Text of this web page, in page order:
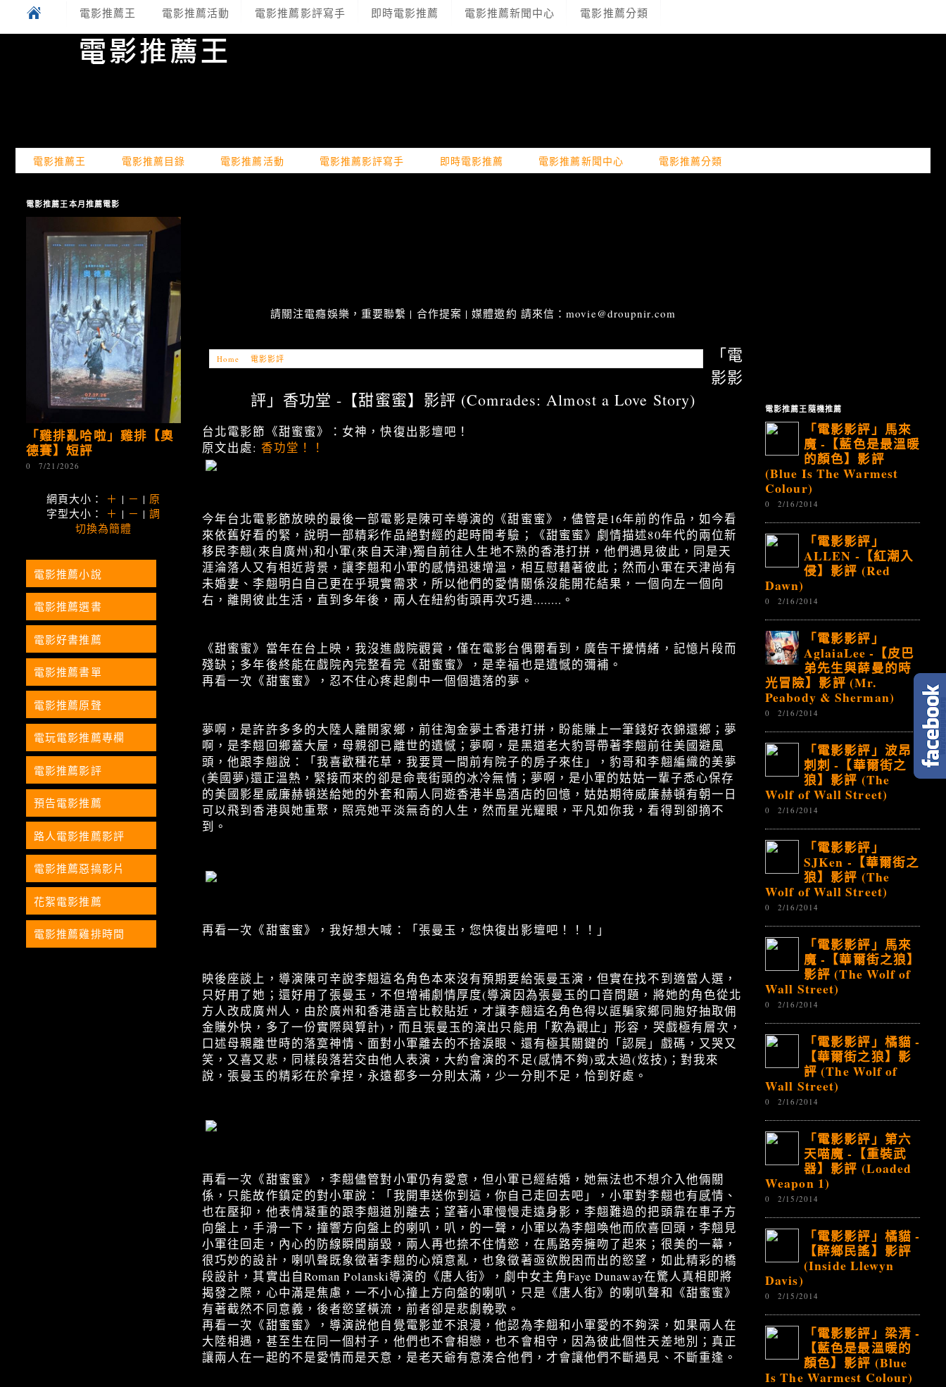
電影推薦王 電影推薦活動 電影推薦影評寫手 即時電影推薦 電影推薦新聞中心 電影推薦分類
電影推薦王 電影推薦目錄 電影推薦活動 電影推薦影評寫手 即時電影推薦 電影推薦新聞中心 電影推薦分類
請關注電癮娛樂，重要聯繫 | 合作提案 | 媒體邀約 請來信：movie@droupnir.com
Home 電影影評
「電
影影
評」香功堂 -【甜蜜蜜】影評 (Comrades: Almost a Love Story)
台北電影節《甜蜜蜜》：女神，快復出影壇吧！
原文出處: 香功堂！！
今年台北電影節放映的最後一部電影是陳可辛導演的《甜蜜蜜》，儘管是16年前的作品，如今看
來依舊好看的緊，說明一部精彩作品絕對經的起時間考驗；《甜蜜蜜》劇情描述80年代的兩位新
移民李翹(來自廣州)和小軍(來自天津)獨自前往人生地不熟的香港打拼，他們遇見彼此，同是天
涯淪落人又有相近背景，讓李翹和小軍的感情迅速增溫，相互慰藉著彼此；然而小軍在天津尚有
未婚妻、李翹明白自己更在乎現實需求，所以他們的愛情關係沒能開花結果，一個向左一個向
右，離開彼此生活，直到多年後，兩人在紐約街頭再次巧遇........。
《甜蜜蜜》當年在台上映，我沒進戲院觀賞，僅在電影台偶爾看到，廣告干擾情緒，記憶片段而
殘缺；多年後終能在戲院內完整看完《甜蜜蜜》，是幸福也是遺憾的彌補。
再看一次《甜蜜蜜》，忍不住心疼起劇中一個個遺落的夢。
夢啊，是許許多多的大陸人離開家鄉，前往淘金夢土香港打拼，盼能賺上一筆錢好衣錦還鄉；夢
啊，是李翹回鄉蓋大屋，母親卻已離世的遺憾；夢啊，是黑道老大豹哥帶著李翹前往美國避風
頭，他跟李翹說：「我喜歡種花草，我要買一間前有院子的房子來住」，豹哥和李翹編織的美夢
(美國夢)還正溫熱，緊接而來的卻是命喪街頭的冰冷無情；夢啊，是小軍的姑姑一輩子悉心保存
的美國影星威廉赫頓送給她的外套和兩人同遊香港半島酒店的回憶，姑姑期待威廉赫頓有朝一日
可以飛到香港與她重聚，照亮她平淡無奇的人生，然而星光耀眼，平凡如你我，看得到卻摘不
到。
再看一次《甜蜜蜜》，我好想大喊：「張曼玉，您快復出影壇吧！！！」
映後座談上，導演陳可辛說李翹這名角色本來沒有預期要給張曼玉演，但實在找不到適當人選，
只好用了她；還好用了張曼玉，不但增補劇情厚度(導演因為張曼玉的口音問題，將她的角色從北
方人改成廣州人，由於廣州和香港語言比較貼近，才讓李翹這名角色得以誆騙家鄉同胞好抽取佣
金賺外快，多了一份實際與算計)，而且張曼玉的演出只能用「歎為觀止」形容，哭戲極有層次，
口述母親離世時的落寞神情、面對小軍離去的不捨淚眼、還有極其關鍵的「認屍」戲碼，又哭又
笑，又喜又悲，同樣段落若交由他人表演，大約會演的不足(感情不夠)或太過(炫技)；對我來
說，張曼玉的精彩在於拿捏，永遠都多一分則太滿，少一分則不足，恰到好處。
再看一次《甜蜜蜜》，李翹儘管對小軍仍有愛意，但小軍已經結婚，她無法也不想介入他倆關
係，只能故作鎮定的對小軍說：「我開車送你到這，你自己走回去吧」，小軍對李翹也有感情、
也在壓抑，他表情凝重的跟李翹道別離去；望著小軍慢慢走遠身影，李翹難過的把頭靠在車子方
向盤上，手滑一下，撞響方向盤上的喇叭，叭，的一聲，小軍以為李翹喚他而欣喜回頭，李翹見
小軍往回走，內心的防線瞬間崩毀，兩人再也捺不住情慾，在馬路旁擁吻了起來；很美的一幕，
很巧妙的設計，喇叭聲既象徵著李翹的心煩意亂，也象徵著亟欲脫困而出的慾望，如此精彩的橋
段設計，其實出自Roman Polanski導演的《唐人街》，劇中女主角Faye Dunaway在驚人真相即將
揭發之際，心中滿是焦慮，一不小心撞上方向盤的喇叭，只是《唐人街》的喇叭聲和《甜蜜蜜》
有著截然不同意義，後者慾望橫流，前者卻是悲劇輓歌。
再看一次《甜蜜蜜》，導演說他自覺電影並不浪漫，他認為李翹和小軍愛的不夠深，如果兩人在
大陸相遇，甚至生在同一個村子，他們也不會相戀，也不會相守，因為彼此個性天差地別；真正
讓兩人在一起的不是愛情而是天意，是老天爺有意湊合他們，才會讓他們不斷遇見、不斷重逢。
電影推薦王本月推薦電影
「雞排亂哈啦」雞排【奧
德賽】短評
0 7/21/2026
網頁大小： ＋ | － | 原
字型大小： ＋ | － |調
切換為簡體
電影推薦小說
電影推薦選書
電影好書推薦
電影推薦書單
電影推薦原聲
電玩電影推薦專欄
電影推薦影評
預告電影推薦
路人電影推薦影評
電影推薦惡搞影片
花絮電影推薦
電影推薦雞排時間
電影推薦王隨機推薦
「電影影評」馬來
魔 -【藍色是最溫暖
的顏色】影評
(Blue Is The Warmest
Colour)
0 2/16/2014
「電影影評」
ALLEN -【紅潮入
侵】影評 (Red
Dawn)
0 2/16/2014
「電影影評」
AglaiaLee -【皮巴
弟先生與薛曼的時
光冒險】影評 (Mr.
Peabody & Sherman)
0 2/16/2014
「電影影評」波昂
刺刺 -【華爾街之
狼】影評 (The
Wolf of Wall Street)
0 2/16/2014
「電影影評」
SJKen -【華爾街之
狼】影評 (The
Wolf of Wall Street)
0 2/16/2014
「電影影評」馬來
魔 -【華爾街之狼】
影評 (The Wolf of
Wall Street)
0 2/16/2014
「電影影評」橘貓 -
【華爾街之狼】影
評 (The Wolf of
Wall Street)
0 2/16/2014
「電影影評」第六
天喵魔 -【重裝武
器】影評 (Loaded
Weapon 1)
0 2/15/2014
「電影影評」橘貓 -
【醉鄉民謠】影評
(Inside Llewyn
Davis)
0 2/15/2014
「電影影評」梁清 -
【藍色是最溫暖的
顏色】影評 (Blue
Is The Warmest Colour)